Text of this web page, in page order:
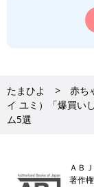
たまひよ 赤ち
イ ユミ）「爆買い
ム5選
ＡＢ
著作